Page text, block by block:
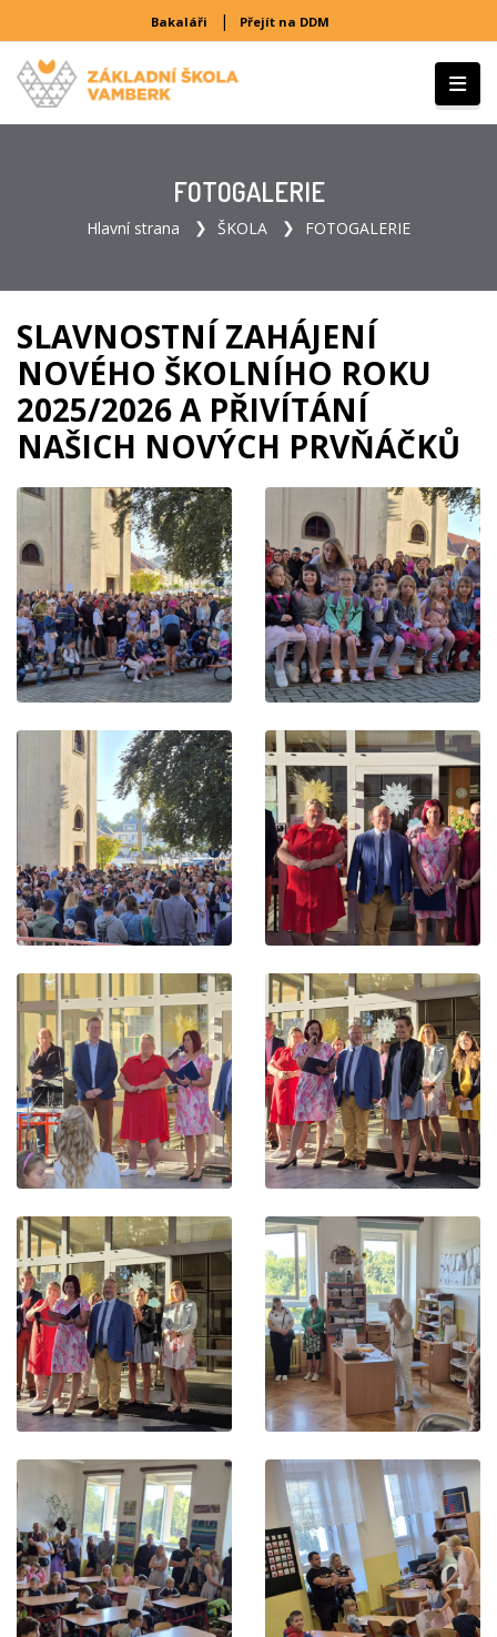
Bakaláři | Přejít na DDM
FOTOGALERIE
Hlavní strana ŠKOLA FOTOGALERIE
SLAVNOSTNÍ ZAHÁJENÍ
NOVÉHO ŠKOLNÍHO ROKU
2025/2026 A PŘIVÍTÁNÍ
NAŠICH NOVÝCH PRVŇÁČKŮ